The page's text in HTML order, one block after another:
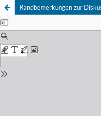
Randbemerkungen zur